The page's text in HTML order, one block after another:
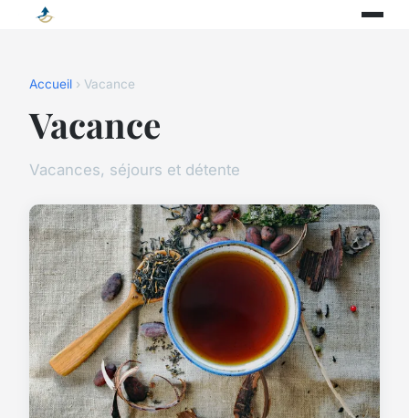
Accueil › Vacance
Vacance
Vacances, séjours et détente